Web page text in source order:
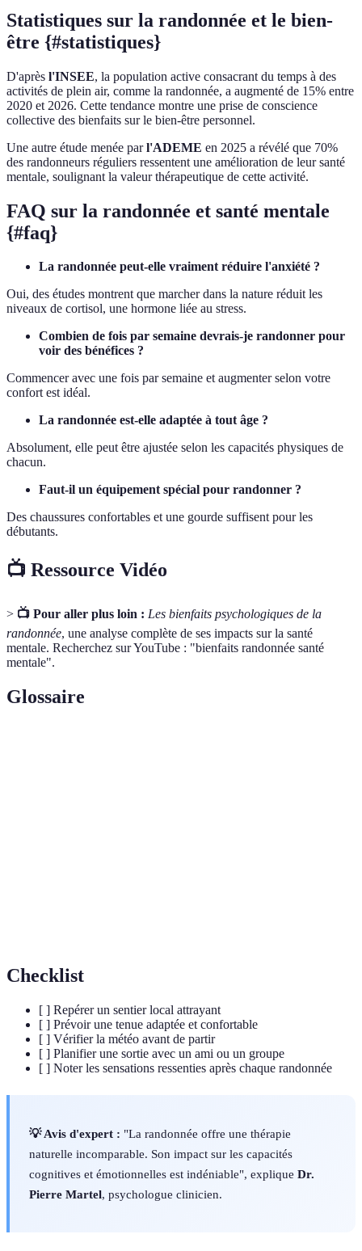
Statistiques sur la randonnée et le bien-
être {#statistiques}
D'après l'INSEE, la population active consacrant du temps à des
activités de plein air, comme la randonnée, a augmenté de 15% entre
2020 et 2026. Cette tendance montre une prise de conscience
collective des bienfaits sur le bien-être personnel.
Une autre étude menée parl'ADEME en 2025 a révélé que 70%
des randonneurs réguliers ressentent une amélioration de leur santé
mentale, soulignant la valeur thérapeutique de cette activité.
FAQ sur la randonnée et santé mentale
{#faq}
La randonnée peut-elle vraiment réduire l'anxiété ?
Oui, des études montrent que marcher dans la nature réduit les
niveaux de cortisol, une hormone liée au stress.
Combien de fois par semaine devrais-je randonner pour
voir des bénéfices ?
Commencer avec une fois par semaine et augmenter selon votre
confort est idéal.
La randonnée est-elle adaptée à tout âge ?
Absolument, elle peut être ajustée selon les capacités physiques de
chacun.
Faut-il un équipement spécial pour randonner ?
Des chaussures confortables et une gourde suffisent pour les
débutants.
📺 Ressource Vidéo
> 📺 Pour aller plus loin : Les bienfaits psychologiques de la
randonnée, une analyse complète de ses impacts sur la santé
mentale. Recherchez sur YouTube : "bienfaits randonnée santé
mentale".
Glossaire
Checklist
[ ] Repérer un sentier local attrayant
[ ] Prévoir une tenue adaptée et confortable
[ ] Vérifier la météo avant de partir
[ ] Planifier une sortie avec un ami ou un groupe
[ ] Noter les sensations ressenties après chaque randonnée
💡 Avis d'expert : "La randonnée offre une thérapie
naturelle incomparable. Son impact sur les capacités
cognitives et émotionnelles est indéniable", explique Dr.
Pierre Martel, psychologue clinicien.